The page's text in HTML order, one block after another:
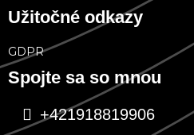
Užitočné odkazy
GDPR
Spojte sa so mnou
+421918819906